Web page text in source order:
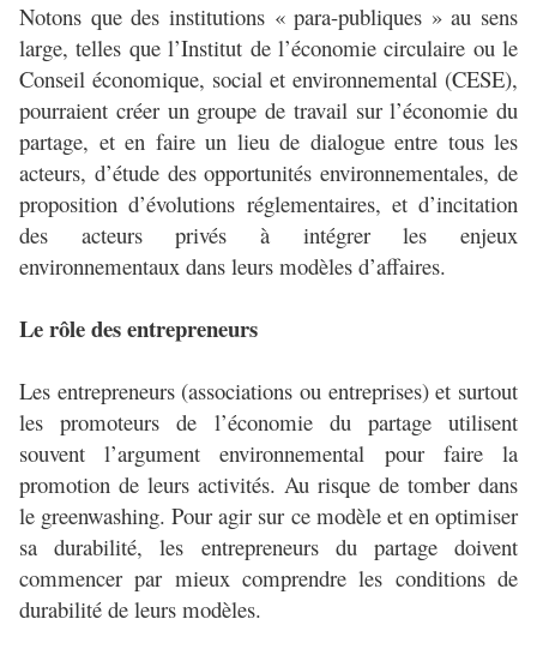
Notons que des institutions « para-publiques » au sens
large, telles que l’Institut de l’économie circulaire ou le
Conseil économique, social et environnemental (CESE),
pourraient créer un groupe de travail sur l’économie du
partage, et en faire un lieu de dialogue entre tous les
acteurs, d’étude des opportunités environnementales, de
proposition d’évolutions réglementaires, et d’incitation
des acteurs privés à intégrer les enjeux
environnementaux dans leurs modèles d’affaires.
Le rôle des entrepreneurs
Les entrepreneurs (associations ou entreprises) et surtout
les promoteurs de l’économie du partage utilisent
souvent l’argument environnemental pour faire la
promotion de leurs activités. Au risque de tomber dans
le greenwashing. Pour agir sur ce modèle et en optimiser
sa durabilité, les entrepreneurs du partage doivent
commencer par mieux comprendre les conditions de
durabilité de leurs modèles.